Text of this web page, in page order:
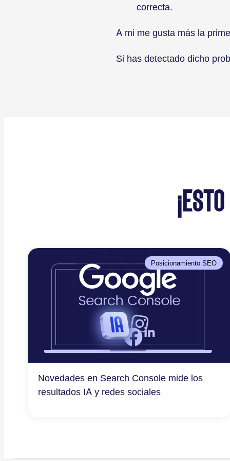
correcta.
A mi me gusta más la
Si has detectado dicho
Posicionamiento SEO
Novedades en Search Console mide los
resultados IA y redes sociales